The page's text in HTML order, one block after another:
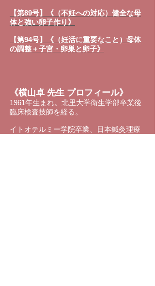
【第89号】《（不妊への対応）健全な母
体と強い卵子作り》
【第94号】《（妊活に重要なこと）母体
の調整＋子宮・卵巣と卵子》
《横山卓 先生 プロフィール》
1961年生まれ。北里大学衛生学部卒業後
臨床検査技師を経る。
イトオテルミー学院卒業、日本鍼灸理療